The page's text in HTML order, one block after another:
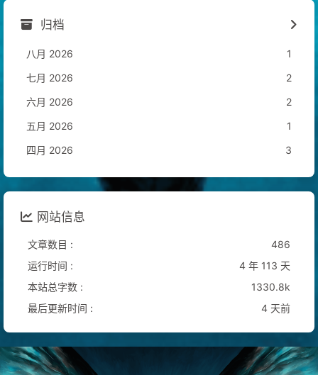
归档
八月 2026
1
七月 2026
2
六月 2026
2
五月 2026
1
四月 2026
3
网站信息
文章数目 :
486
运行时间 :
4 年 113 天
本站总字数 :
1330.8k
最后更新时间 :
4 天前